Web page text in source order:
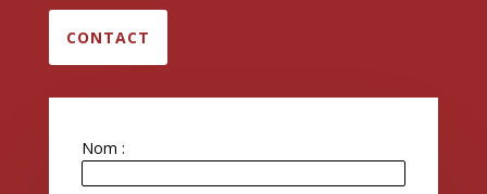
CONTACT
Nom :